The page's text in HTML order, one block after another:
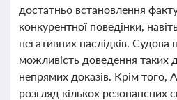
достатньо встановлення
конкурентної поведінки,
негативних наслідків. Судова
можливість доведення таких
непрямих доказів. Крім
розгляд кількох резонансних